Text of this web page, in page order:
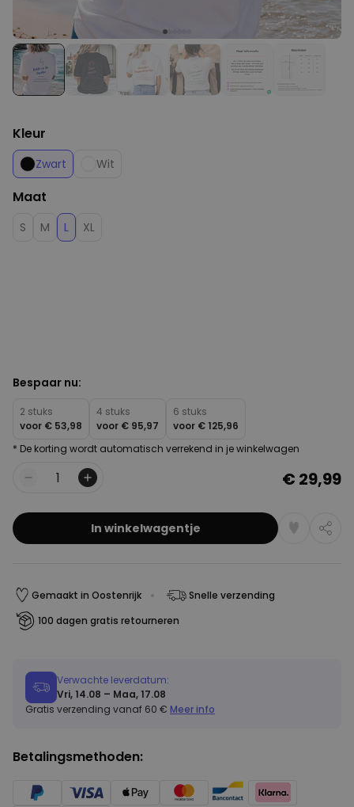
Kleur
Zwart Wit
Maat
S M L XL
Bespaar nu:
2 stuks
voor € 53,98
4 stuks
voor € 95,97
6 stuks
voor € 125,96
* De korting wordt automatisch verrekend in je winkelwagen
€ 29,99
In winkelwagentje
Gemaakt in Oostenrijk
Snelle verzending
100 dagen gratis retourneren
Verwachte leverdatum:
Vri, 14.08 – Maa, 17.08
Gratis verzending vanaf 60 € Meer info
Betalingsmethoden: